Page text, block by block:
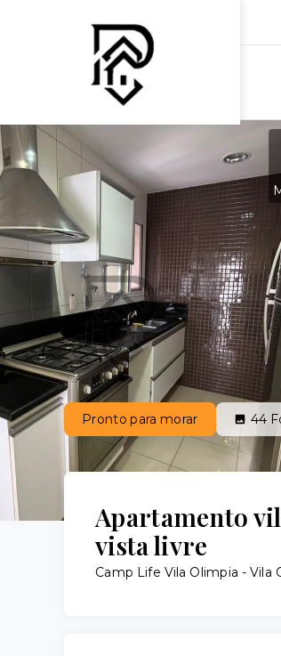
Pronto para morar 44
Apartamento
vista livre
Camp Life Vila Olimpia - Vila